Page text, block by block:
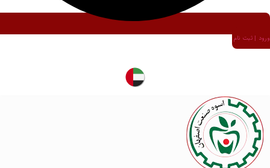
ورود | ثبت نام